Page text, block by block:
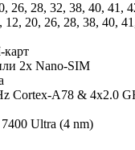
26, 28, 32, 38, 40, 41,
12, 20, 26, 28, 38, 40,
2x Nano-SIM
Cortex-A78 & 4x2.0
Ultra (4 nm)